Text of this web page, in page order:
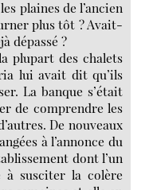
plaines de l’ancien
plus tôt ? Avait-
dépassé ?
plupart des chalets
lui avait dit qu’ils
La banque s’était
de comprendre les
De nouveaux
à l’annonce du
dont l’un
à susciter la colère